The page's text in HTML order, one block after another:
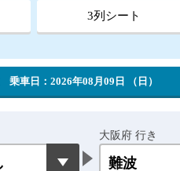
3列シート
乗車日：2026年08月09日 （日）
大阪府 行き